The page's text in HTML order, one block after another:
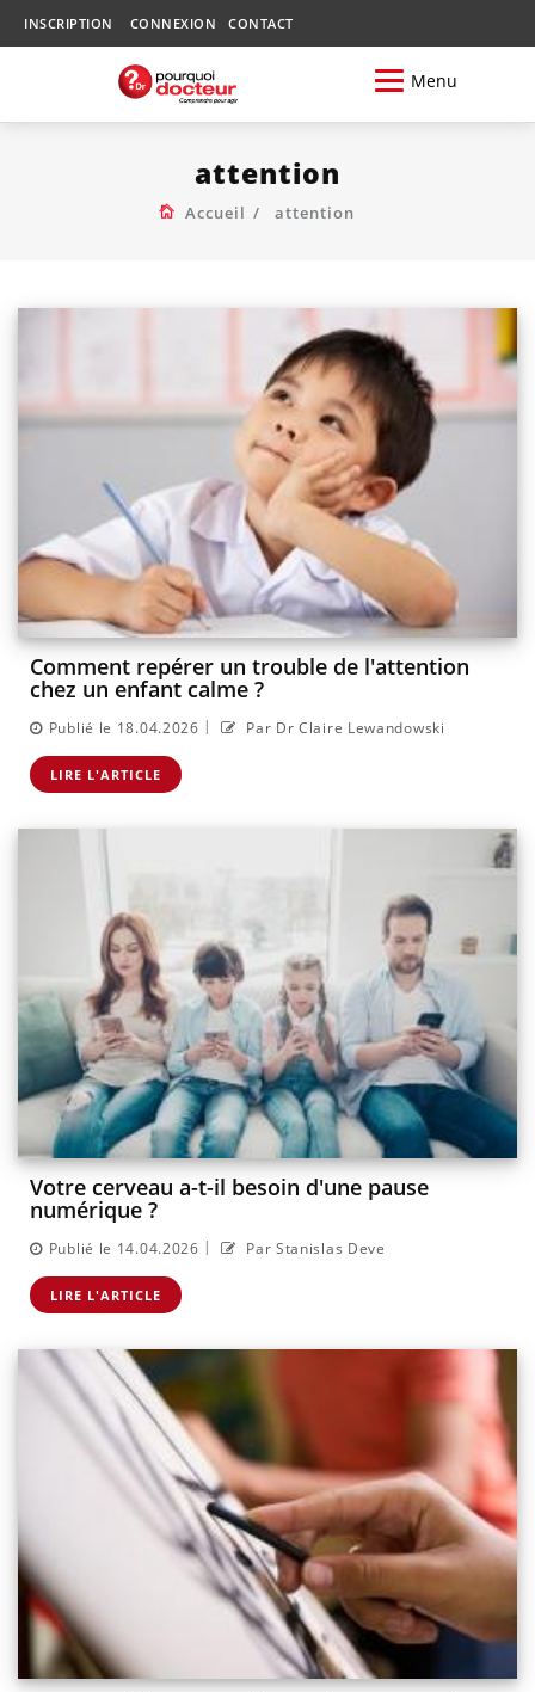
INSCRIPTION CONNEXION CONTACT
Menu
attention
Accueil attention
Comment repérer un trouble de l'attention
chez un enfant calme ?
Publié le 18.04.2026 | Par Dr Claire Lewandowski
LIRE L'ARTICLE
Votre cerveau a-t-il besoin d'une pause
numérique ?
Publié le 14.04.2026 | Par Stanislas Deve
LIRE L'ARTICLE